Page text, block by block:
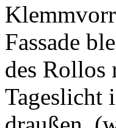
Fassade
des Rollos
Tageslicht